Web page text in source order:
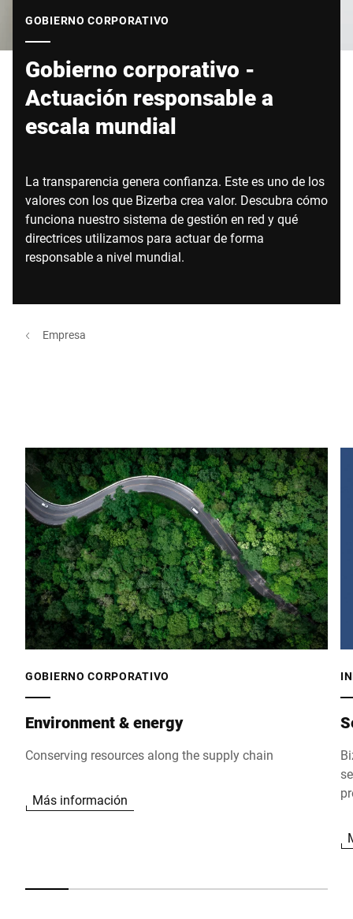
GOBIERNO CORPORATIVO
Gobierno corporativo -
Actuación responsable a
escala mundial
La transparencia genera confianza. Este es uno de los
valores con los que Bizerba crea valor. Descubra cómo
funciona nuestro sistema de gestión en red y qué
directrices utilizamos para actuar de forma
responsable a nivel mundial.
Empresa
GOBIERNO CORPORATIVO
Environment & energy
Conserving resources along the supply chain
Más información